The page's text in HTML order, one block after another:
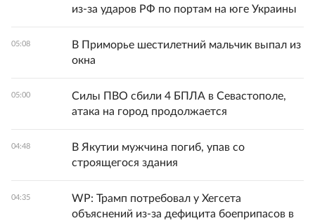
из-за ударов РФ по портам на юге Украины
05:08
В Приморье шестилетний мальчик выпал из
окна
05:00
Силы ПВО сбили 4 БПЛА в Севастополе,
атака на город продолжается
04:48
В Якутии мужчина погиб, упав со
строящегося здания
04:35
WP: Трамп потребовал у Хегсета
объяснений из-за дефицита боеприпасов в